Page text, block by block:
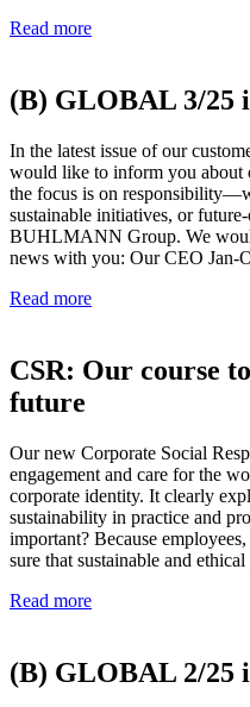
Read more
(B) GLOBAL 3/25
In the latest issue of our
would like to inform you about
the focus is on
sustainable initiatives, or
BUHLMANN Group. We
news with you: Our CEO
Read more
CSR: Our course
future
Our new Corporate Social
engagement and care for the
corporate identity. It clearly
sustainability in practice and
important? Because
sure that sustainable and
Read more
(B) GLOBAL 2/25